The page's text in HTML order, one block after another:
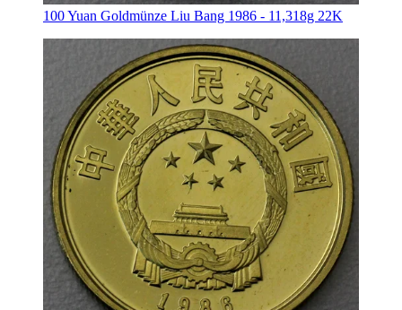
100 Yuan Goldmünze Liu Bang 1986 - 11,318g 22K